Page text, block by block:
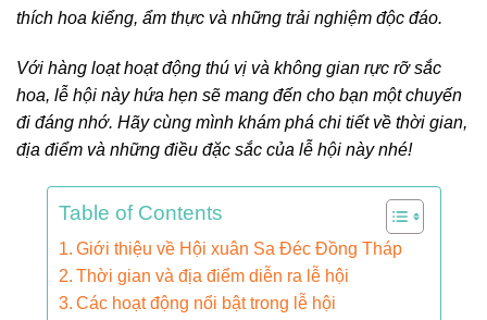
thích hoa kiểng, ẩm thực và những trải nghiệm độc đáo.
Với hàng loạt hoạt động thú vị và không gian rực rỡ sắc
hoa, lễ hội này hứa hẹn sẽ mang đến cho bạn một chuyến
đi đáng nhớ. Hãy cùng mình khám phá chi tiết về thời gian,
địa điểm và những điều đặc sắc của lễ hội này nhé!
Table of Contents
Giới thiệu về Hội xuân Sa Đéc Đồng Tháp
Thời gian và địa điểm diễn ra lễ hội
Các hoạt động nổi bật trong lễ hội